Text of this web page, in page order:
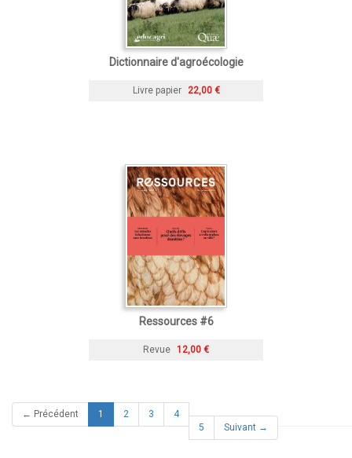
Dictionnaire d'agroécologie
Livre papier 22,00 €
Ressources #6
Revue 12,00 €
← Précédent 1 (current)
2 3
4
5
Suivant →